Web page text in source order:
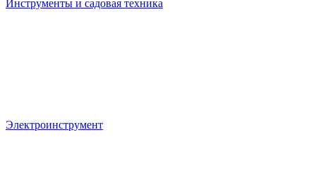
Инструменты и садовая техника
Электроинструмент